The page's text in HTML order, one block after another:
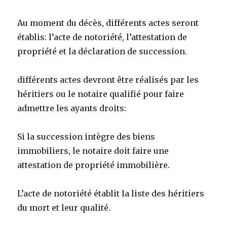
Au moment du décès, différents actes seront
établis: l’acte de notoriété, l’attestation de
propriété et la déclaration de succession.
différents actes devront être réalisés par les
héritiers ou le notaire qualifié pour faire
admettre les ayants droits:
Si la succession intègre des biens
immobiliers, le notaire doit faire une
attestation de propriété immobilière.
L’acte de notoriété établit la liste des héritiers
du mort et leur qualité.